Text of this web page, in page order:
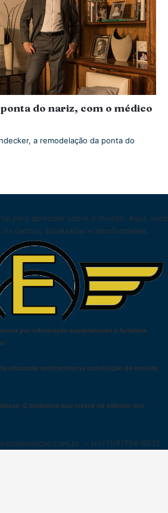
do nariz, com o médico
a remodelação da ponta do
para aprender sobre o mundo. Aqui, você
cantos, atualizadas e aprofundadas.
por informação especializada e fortalece
educação antirracista na construção de escolas
O problema que cresce no silêncio dos
– tel.(11)91754-6532